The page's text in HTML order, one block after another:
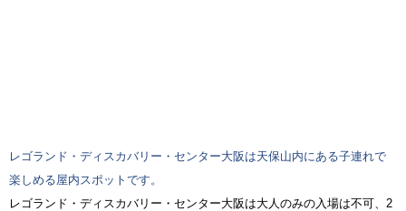
レゴランド・ディスカバリー・センター大阪は天保山内にある子連れで
楽しめる屋内スポットです。
レゴランド・ディスカバリー・センター大阪は大人のみの入場は不可、2